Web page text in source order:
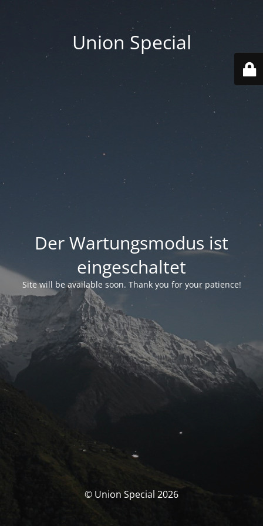
Union Special
Der Wartungsmodus ist
eingeschaltet
Site will be available soon. Thank you for your patience!
© Union Special 2026